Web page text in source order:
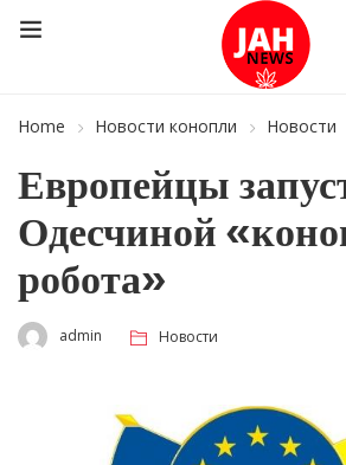
Home Новости конопли Новости
Европейцы
Одесчиной
робота»
admin Новости